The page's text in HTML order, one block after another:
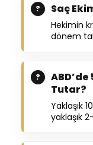
Saç
Hekimin
dönem
Tutar?
Yaklaşık
yaklaşık